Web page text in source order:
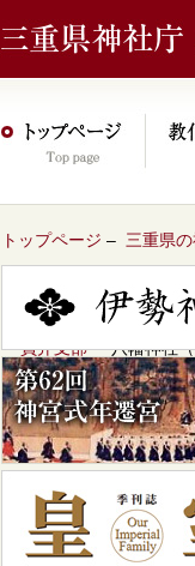
トップページ – 三重県
content/themes/
–員弁支部– 八幡神社（